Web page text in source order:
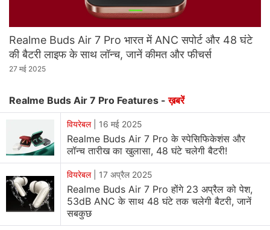
Realme Buds Air 7 Pro भारत में ANC सपोर्ट और 48 घंटे
की बैटरी लाइफ के साथ लॉन्च, जानें कीमत और फीचर्स
27 मई 2025
Realme Buds Air 7 Pro Features -ख़बरें
वियरेबल| 16 मई 2025
Realme Buds Air 7 Pro के स्पेसिफिकेशंस और
लॉन्च तारीख का खुलासा, 48 घंटे चलेगी बैटरी!
वियरेबल| 17 अप्रैल 2025
Realme Buds Air 7 Pro होंगे 23 अप्रैल को पेश,
53dB ANC के साथ 48 घंटे तक चलेगी बैटरी, जानें
सबकुछ